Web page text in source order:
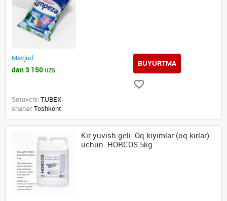
Mavjud
dan 3 150 UZS
BUYURTMA
Sotuvchi: TUBEX
shahar: Toshkent
Kir yuvish geli. Oq kiyimlar (oq kirlar)
uchun. HORCOS 5kg